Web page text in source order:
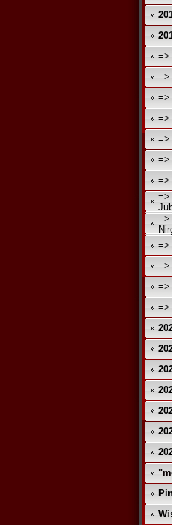
=>
=>
=>
=>
=>
=>
=>
=>
=>
=>
=>
=>
=>